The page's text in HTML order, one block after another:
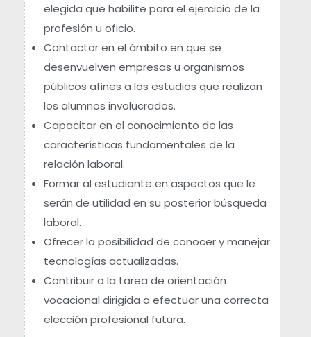
s
elegida que habilite para el ejercicio de la
profesión u oficio.
Contactar en el ámbito en que se
desenvuelven empresas u organismos
públicos afines a los estudios que realizan
los alumnos involucrados.
Capacitar en el conocimiento de las
características fundamentales de la
relación laboral.
Formar al estudiante en aspectos que le
serán de utilidad en su posterior búsqueda
laboral.
Ofrecer la posibilidad de conocer y manejar
tecnologías actualizadas.
Contribuir a la tarea de orientación
vocacional dirigida a efectuar una correcta
elección profesional futura.